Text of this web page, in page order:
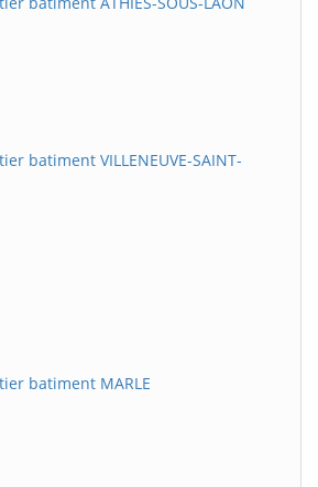
batiment VILLENEUVE-SAINT-
batiment MARLE